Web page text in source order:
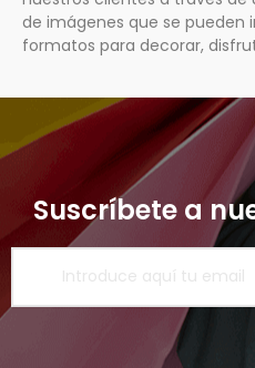
de imágenes que se
formatos para decorar,
Suscríbete a